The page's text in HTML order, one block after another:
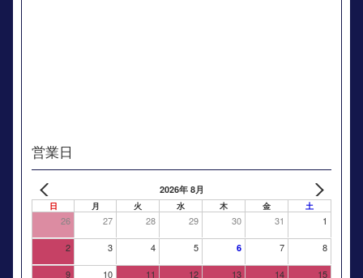
営業日
2026年 8月
日 月 火 水 木 金 土
26 27 28 29 30 31 1
2 3 4 5 6 7 8
9 10 11 12 13 14 15